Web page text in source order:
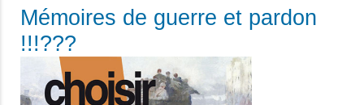
Mémoires de guerre et pardon
!!!???